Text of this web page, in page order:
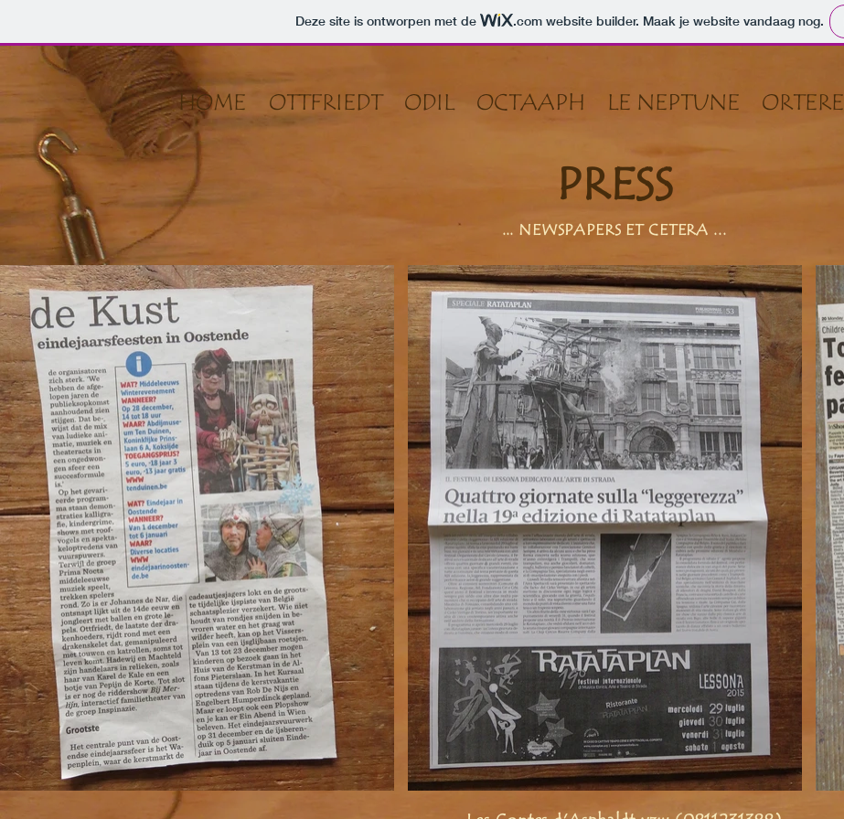
Deze site is ontworpen met de .com website builder. Maak je website vandaag nog.
HOME OTTFRIEDT ODIL OCTAAPH LE NEPTUNE ORTERE
PRESS
... NEWSPAPERS ET CETERA ...